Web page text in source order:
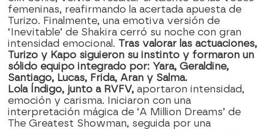
femeninas, reafirmando la acertada apuesta de
Turizo. Finalmente, una emotiva versión de
‘Inevitable’ de Shakira cerró su noche con gran
intensidad emocional. Tras valorar las actuaciones,
Turizo y Kapo siguieron su instinto y formaron un
sólido equipo integrado por: Yara, Geraldine,
Santiago, Lucas, Frida, Aran y Salma.
Lola Índigo, junto a RVFV,aportaron intensidad,
emoción y carisma. Iniciaron con una
interpretación mágica de ‘A Million Dreams’ de
The Greatest Showman, seguida por una